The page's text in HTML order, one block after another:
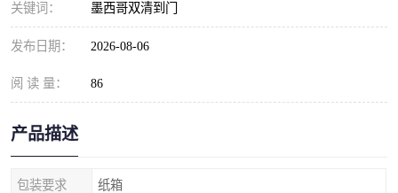
关键词： 墨西哥双清到门
发布日期： 2026-08-06
阅 读 量： 86
产品描述
包装要求 纸箱